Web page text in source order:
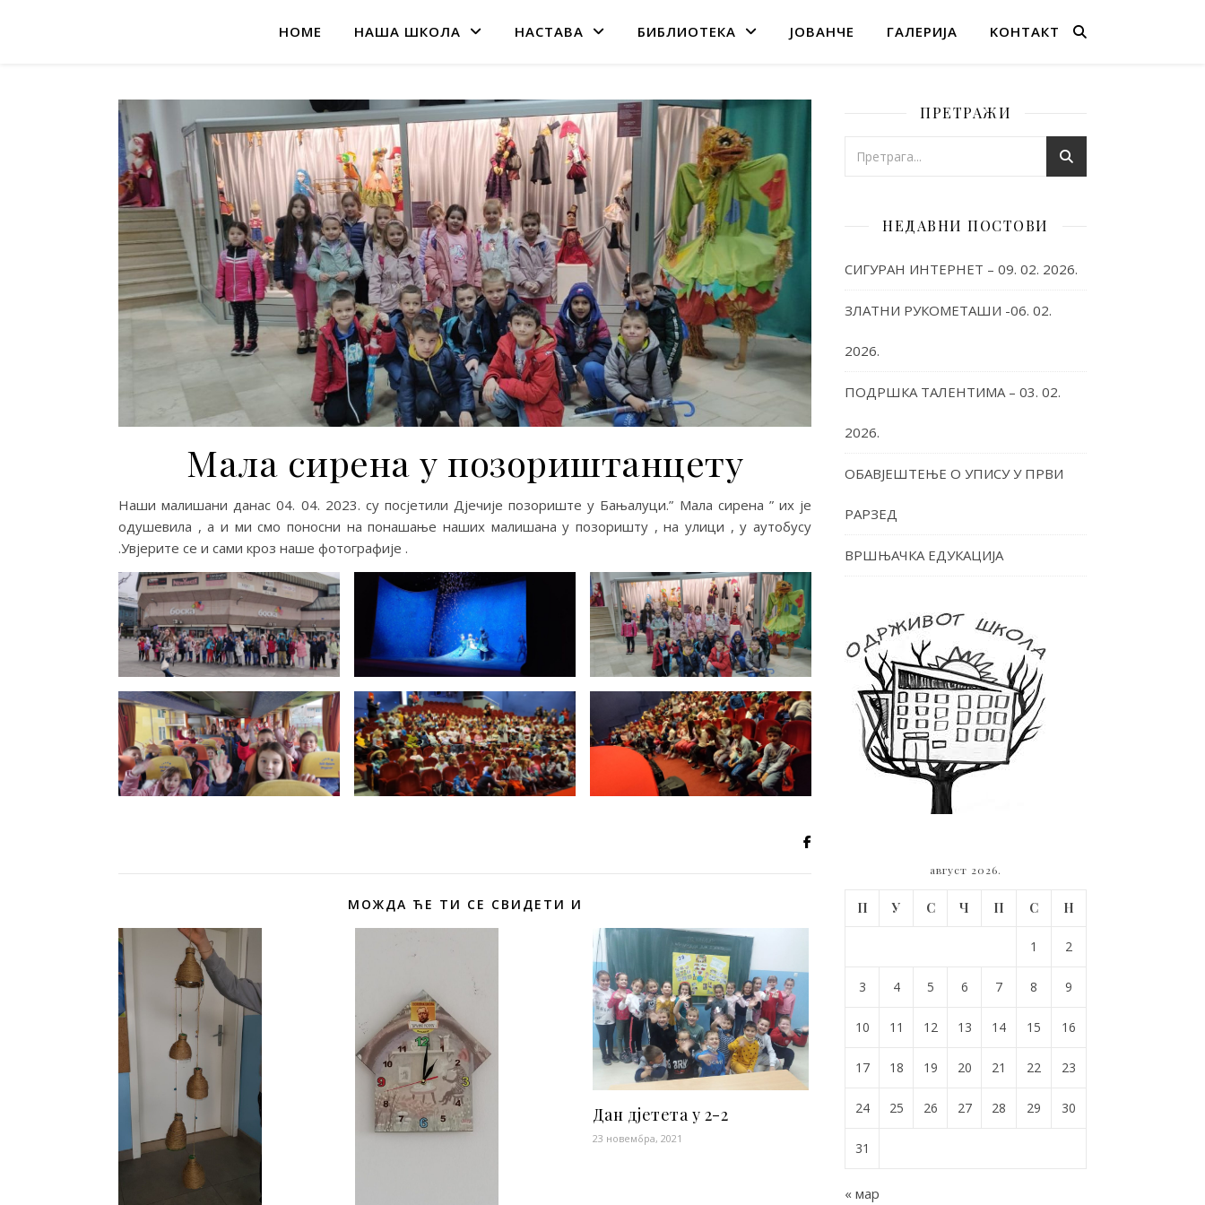
HOME НАША ШКОЛА НАСТАВА БИБЛИОТЕКА ЈОВАНЧЕ ГАЛЕРИЈА KОНТАКТ
Мала сирена у позориштанцету
Наши малишани данас 04. 04. 2023. су посјетили Дјечије позориште у Бањалуци.” Мала сирена ” их је
одушевила , а и ми смо поносни на понашање наших малишана у позоришту , на улици , у аутобусу
.Увјерите се и сами кроз наше фотографије .
МОЖДА ЋЕ ТИ СЕ СВИДЕТИ И
Дан дјетета у 2-2
23 новембра, 2021
ПРЕТРАЖИ
НЕДАВНИ ПОСТОВИ
СИГУРАН ИНТЕРНЕТ – 09. 02. 2026.
ЗЛАТНИ РУКОМЕТАШИ -06. 02.
2026.
ПОДРШКА ТАЛЕНТИМА – 03. 02.
2026.
ОБАВЈЕШТЕЊЕ О УПИСУ У ПРВИ
РАРЗЕД
ВРШЊАЧКА ЕДУКАЦИЈА
август 2026.
П У С Ч П С Н
1 2
3 4 5 6 7 8 9
10 11 12 13 14 15 16
17 18 19 20 21 22 23
24 25 26 27 28 29 30
31
« мар